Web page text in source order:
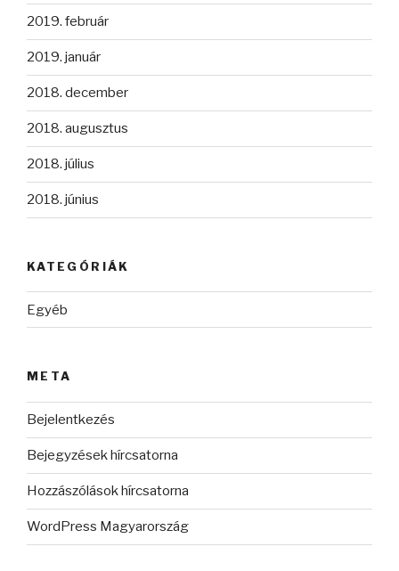
2019. február
2019. január
2018. december
2018. augusztus
2018. július
2018. június
KATEGÓRIÁK
Egyéb
META
Bejelentkezés
Bejegyzések hírcsatorna
Hozzászólások hírcsatorna
WordPress Magyarország